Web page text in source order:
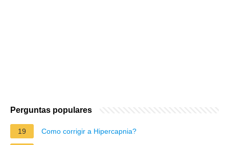
Perguntas populares
19 Como corrigir a Hipercapnia?